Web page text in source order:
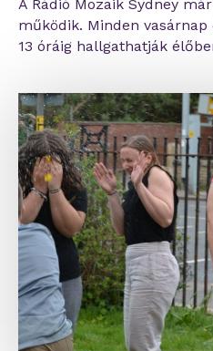
A Rádió Mozaik Sydney
működik. Minden
13 óráig hallgathatják